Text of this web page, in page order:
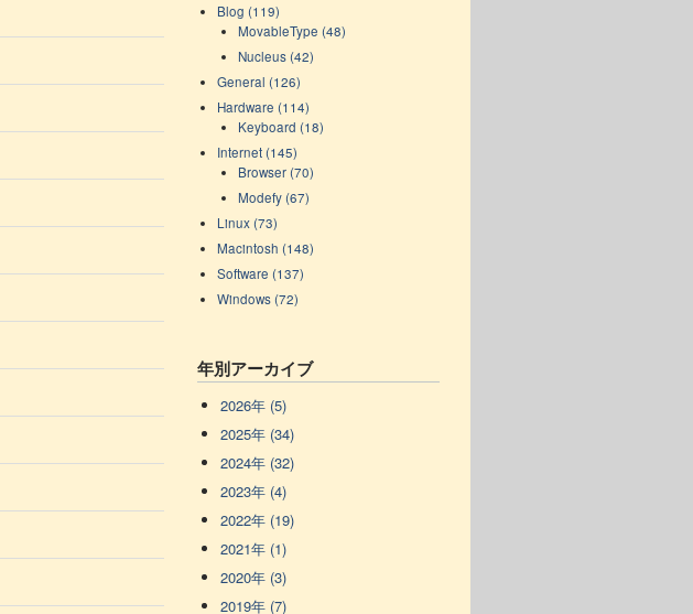
Blog (119)
MovableType (48)
Nucleus (42)
General (126)
Hardware (114)
Keyboard (18)
Internet (145)
Browser (70)
Modefy (67)
Linux (73)
Macintosh (148)
Software (137)
Windows (72)
年別アーカイブ
2026年 (5)
2025年 (34)
2024年 (32)
2023年 (4)
2022年 (19)
2021年 (1)
2020年 (3)
2019年 (7)